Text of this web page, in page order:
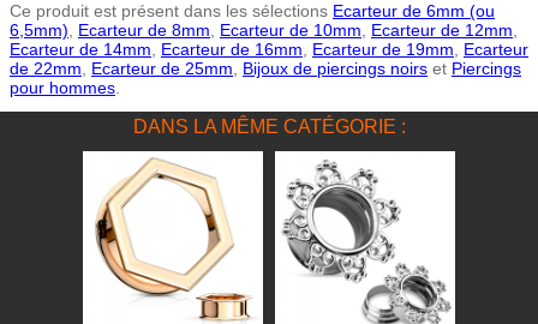
Ce produit est présent dans les sélections Ecarteur de 6mm (ou
6,5mm), Ecarteur de 8mm, Ecarteur de 10mm, Ecarteur de 12mm,
Ecarteur de 14mm, Ecarteur de 16mm, Ecarteur de 19mm, Ecarteur
de 22mm, Ecarteur de 25mm, Bijoux de piercings noirs et Piercings
pour hommes.
DANS LA MÊME CATÉGORIE :